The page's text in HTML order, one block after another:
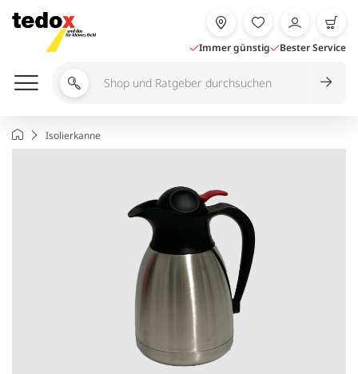
Inhalt
springen
Immer günstig Bester Service
Shop
durchsuchen
StartseiteIsolierkanne